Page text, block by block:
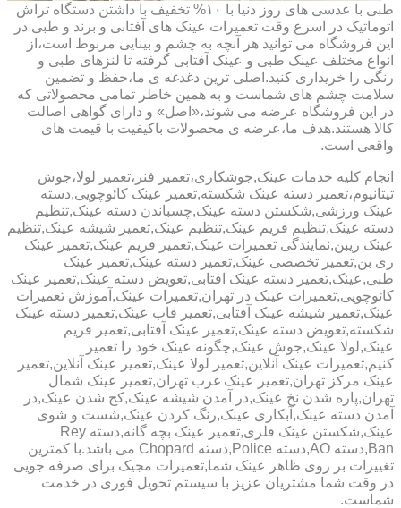
طبی با عدسی های روز دنیا با ۱۰% تخفیف با داشتن دستگاه تراش
اتوماتیک در اسرع وقت تعمیرات عینک های آفتابی و برند و طبی در
این فروشگاه می توانید هر آنچه به چشم و بینایی مربوط است،از
انواع مختلف عینک طبی و عینک آفتابی گرفته تا لنزهای طبی و
رنگی را خریداری کنید.اصلی ترین دغدغه ی ما،حفظ و تضمین
سلامت چشم های شماست و به همین خاطر تمامی محصولاتی که
در این فروشگاه عرضه می شوند،«اصل» و دارای گواهی اصالت
کالا هستند.هدف ما،عرضه ی محصولات باکیفیت با قیمت های
واقعی است.
انجام کلیه خدمات عینک,جوشکاری،تعمیر فنر،تعمیر لولا،جوش
تیتانیوم،تعمیر دسته عینک شکسته,تعمیر عینک کائوچویی,دسته
عینک ورزشی,شکستن دسته عینک,چسباندن دسته عینک,تنظیم
دسته عینک,تنظیم فریم عینک,تنظیم عینک,تعمیر شیشه عینک,تنظیم
عینک ریبن,نمایندگی تعمیرات عینک,تعمیر فریم عینک,تعمیر عینک
ری بن,تعمیر تخصصی عینک,تعمیر دسته عینک,تعمیر عینک
طبی,عینک,تعمیر دسته عینک افتابی,تعویض دسته عینک,تعمیر عینک
کائوچویی,تعمیرات عینک در تهران,تعمیرات عینک,آموزش تعمیرات
عینک,تعمیر شیشه عینک آفتابی,تعمیر قاب عینک,تعمیر دسته عینک
شکسته,تعویض دسته عینک,تعمیر عینک آفتابی,تعمیر فریم
عینک,لولا عینک,جوش عینک,چگونه عینک خود را تعمیر
کنیم,تعمیرات عینک آنلاین,تعمیر لولا عینک,تعمیر عینک آنلاین,تعمیر
عینک مرکز تهران,تعمیر عینک غرب تهران,تعمیر عینک شمال
تهران,پاره شدن نخ عینک,در آمدن شیشه عینک,کج شدن عینک,در
آمدن دسته عینک,آبکاری عینک,رنگ کردن عینک,شست و شوی
عینک,شکستن عینک فلزی,تعمیر عینک بچه گانه,دسته Rey
Ban,دسته AO,دسته Police,دسته Chopard می باشد.با کمترین
تغییرات بر روی ظاهر عینک شما,تعمیرات مجیک برای صرفه جویی
در وقت شما مشتریان عزیز با سیستم تحویل فوری در خدمت
شماست.